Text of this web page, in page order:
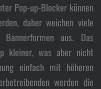
Pop-up-Blocker können
daher weichen viele
aus. Das
kleiner, was aber nicht
einfach mit höheren
werden die